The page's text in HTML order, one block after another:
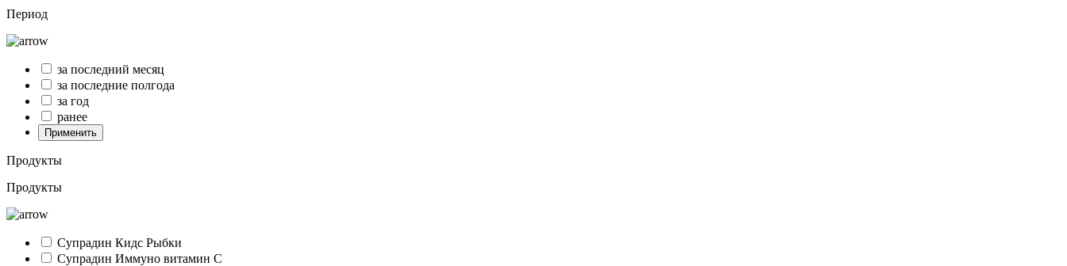
Период
за последний месяц
за последние полгода
за год
ранее
Применить
Продукты
Продукты
Супрадин Кидс Рыбки
Супрадин Иммуно витамин С